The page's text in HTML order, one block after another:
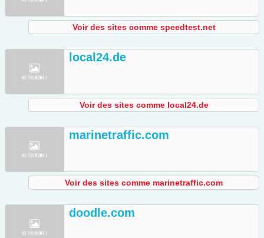
Voir des sites comme speedtest.net
local24.de
Voir des sites comme local24.de
marinetraffic.com
Voir des sites comme marinetraffic.com
doodle.com